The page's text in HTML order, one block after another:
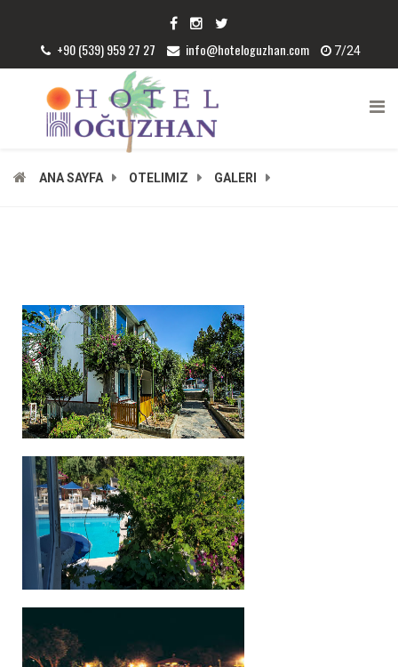
+90 (539) 959 27 27 info@hoteloguzhan.com 7/24
ANA SAYFA OTELIMIZ GALERI